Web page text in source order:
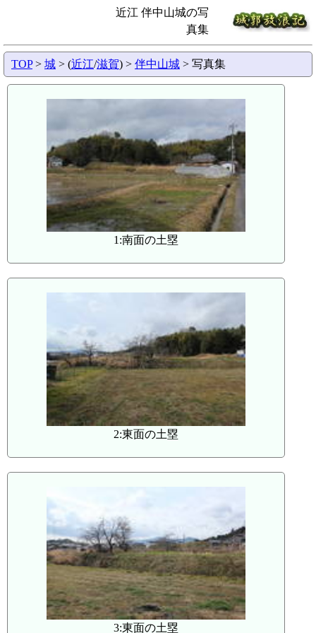
近江 伴中山城の写
真集
TOP> 城 > (近江/滋賀) > 伴中山城 > 写真集
1:南面の土塁
2:東面の土塁
3:東面の土塁